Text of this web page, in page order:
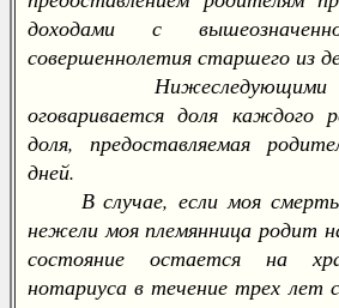
доходами с
совершеннолетия старшего из
Нижеследующими
оговаривается доля каждого
доля, предоставляемая
дней.
В случае, если моя смерть
нежели моя племянница родит
состояние остается на
нотариуса в течение трех